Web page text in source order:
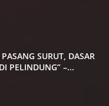
SURUT, DASAR
PELINDUNG” –...